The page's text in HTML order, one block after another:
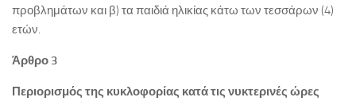
προβλημάτων και β) τα παιδιά ηλικίας κάτω των τεσσάρων (4)
ετών.
Άρθρο 3
Περιορισμός της κυκλοφορίας κατά τις νυκτερινές ώρες